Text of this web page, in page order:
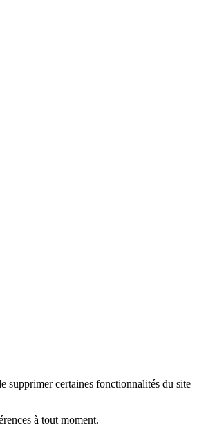
supprimer certaines fonctionnalités du site
à tout moment.